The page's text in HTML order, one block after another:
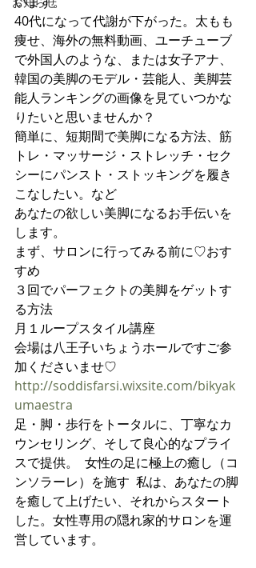
40代になって代謝が下がった。太もも
痩せ、海外の無料動画、ユーチューブ
で外国人のような、または女子アナ、
韓国の美脚のモデル・芸能人、美脚芸
能人ランキングの画像を見ていつかな
りたいと思いませんか？
簡単に、短期間で美脚になる方法、筋
トレ・マッサージ・ストレッチ・セク
シーにパンスト・ストッキングを履き
こなしたい。など
あなたの欲しい美脚になるお手伝いを
します。
まず、サロンに行ってみる前に♡おす
すめ
３回でパーフェクトの美脚をゲットす
る方法
月１ループスタイル講座
会場は八王子いちょうホールですご参
加くださいませ♡
http://soddisfarsi.wixsite.com/bikyak
umaestra
足・脚・歩行をトータルに、丁寧なカ
ウンセリング、そして良心的なプライ
スで提供。  女性の足に極上の癒し（コ
ンソラーレ）を施す  私は、あなたの脚
を癒して上げたい、それからスタート
した。女性専用の隠れ家的サロンを運
営しています。